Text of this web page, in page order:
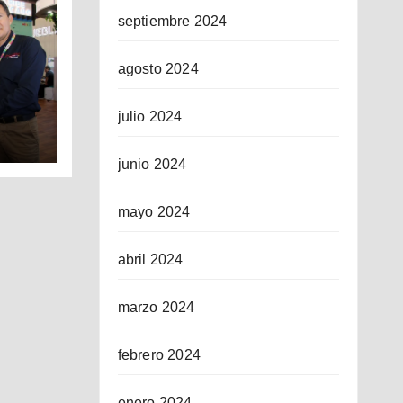
septiembre 2024
agosto 2024
julio 2024
junio 2024
mayo 2024
abril 2024
marzo 2024
febrero 2024